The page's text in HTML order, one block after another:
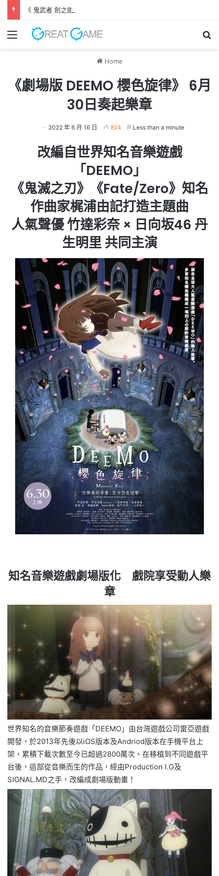
《 鬼武者 劍之道 》 實機試玩報告 源義經將是事件的起源！？
Menu
Home
《劇場版 DEEMO 櫻色旋律》 6月
30日奏起樂章
2022 年 6 月 16 日 824 Less than a minute
改編自世界知名音樂遊戲
「DEEMO」
《鬼滅之刃》《Fate/Zero》知名
作曲家梶浦由記打造主題曲
人氣聲優 竹達彩奈 × 日向坂46 丹
生明里 共同主演
知名音樂遊戲劇場版化 戲院享受動人樂
章
世界知名的音樂節奏遊戲「DEEMO」由台灣遊戲公司雷亞遊戲
開發，於2013年先後以iOS版本及Andriod版本在手機平台上
架，累積下載次數至今已超過2800萬次。在移植到不同遊戲平
台後，這部從音樂而生的作品，經由Production I.G及
SIGNAL.MD之手，改編成劇場版動畫！